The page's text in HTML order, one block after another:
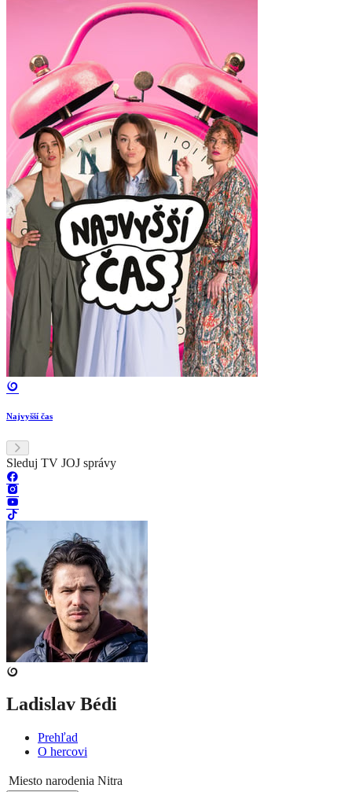
Najvyšší čas
Sleduj TV JOJ správy
Ladislav Bédi
Prehľad
O hercovi
Miesto narodenia Nitra